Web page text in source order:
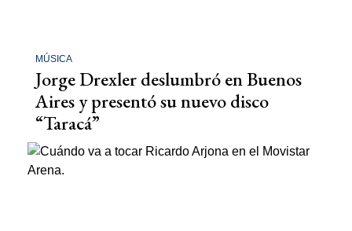
MÚSICA
Jorge Drexler deslumbró en Buenos
Aires y presentó su nuevo disco
“Taracá”